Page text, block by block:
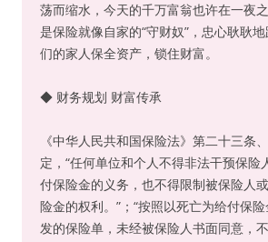
荡而缩水，今天的千万富翁也许在一夜
是保险就像自家的“守财奴”，忠心耿耿
们的家人保全资产，锁住财富。
◆ 财务规划 财富传承
《中华人民共和国保险法》第二十三条
定，“任何单位和个人不得非法干预保险
付保险金的义务，也不得限制被保险人
险金的权利。”；“按照以死亡为给付保
发的保险单，未经被保险人书面同意，